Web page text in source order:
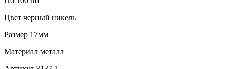
Цвет черный никель
Размер 17мм
Материал металл